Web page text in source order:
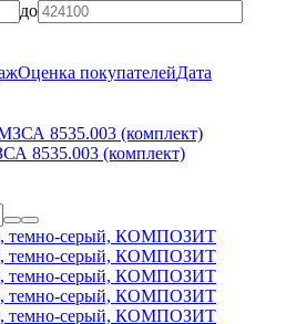
до
Оценка покупателейДата
8535.003 (комплект)